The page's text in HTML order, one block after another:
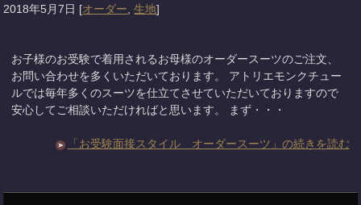
2018年5月7日 [オーダー ,生地]
お子様のお受験で着用されるお母様のオーダースーツのご注文、
お問い合わせを多くいただいております。 アトリエモンクチュー
ルでは毎年多くのスーツを仕立てさせていただいておりますので
安心してご相談いただければと思います。 まず・・・
「お受験面接スタイル オーダースーツ」の続きを読む